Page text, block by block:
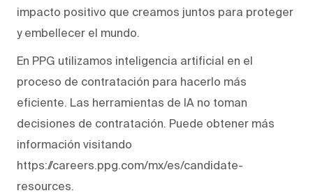
impacto positivo que creamos juntos para proteger
y embellecer el mundo.
En PPG utilizamos inteligencia artificial en el
proceso de contratación para hacerlo más
eficiente. Las herramientas de IA no toman
decisiones de contratación. Puede obtener más
información visitando
https://careers.ppg.com/mx/es/candidate-
resources.